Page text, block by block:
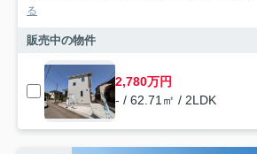
る
販売中の物件
2,780万円
- / 62.71㎡ / 2LDK